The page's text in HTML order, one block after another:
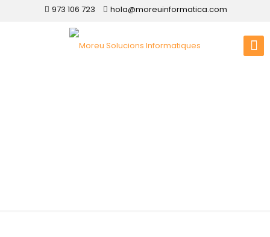
973 106 723 hola@moreuinformatica.com